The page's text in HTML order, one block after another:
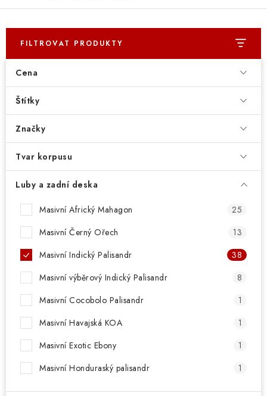
OBCHODNÍ PODMÍNKY
ODSTOUPENÍ OD SMLOUVY
ZÁSADY ZPRACOVÁNÍ OSOBNÍCH ÚDAJŮ
FILTROVAT PRODUKTY
Cena
Štítky
Značky
Tvar korpusu
Luby a zadní deska
Masivní Africký Mahagon
25
Masivní Černý Ořech
13
Masivní Indický Palisandr
38
Masivní výběrový Indický Palisandr
8
Masivní Cocobolo Palisandr
1
Masivní Havajská KOA
1
Masivní Exotic Ebony
1
Masivní Honduraský palisandr
1